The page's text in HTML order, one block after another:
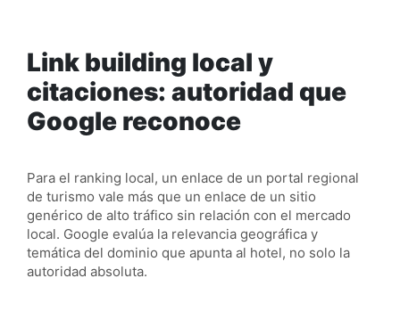
Link building local y
citaciones: autoridad que
Google reconoce
Para el ranking local, un enlace de un portal regional
de turismo vale más que un enlace de un sitio
genérico de alto tráfico sin relación con el mercado
local. Google evalúa la relevancia geográfica y
temática del dominio que apunta al hotel, no solo la
autoridad absoluta.